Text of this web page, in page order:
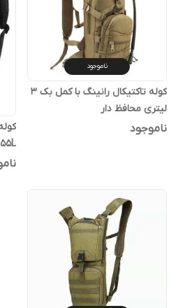
ناموجود
کوله تاکتیکال رانینگ با کمل بک 3
لیتری محافظ دار
ناموجود
55L